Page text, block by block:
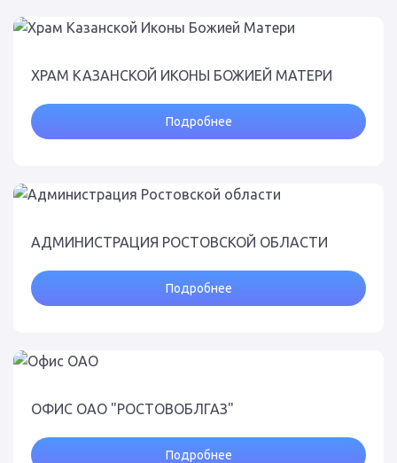
ХРАМ КАЗАНСКОЙ ИКОНЫ БОЖИЕЙ МАТЕРИ
Подробнее
АДМИНИСТРАЦИЯ РОСТОВСКОЙ ОБЛАСТИ
Подробнее
ОФИС ОАО "РОСТОВОБЛГАЗ"
Подробнее